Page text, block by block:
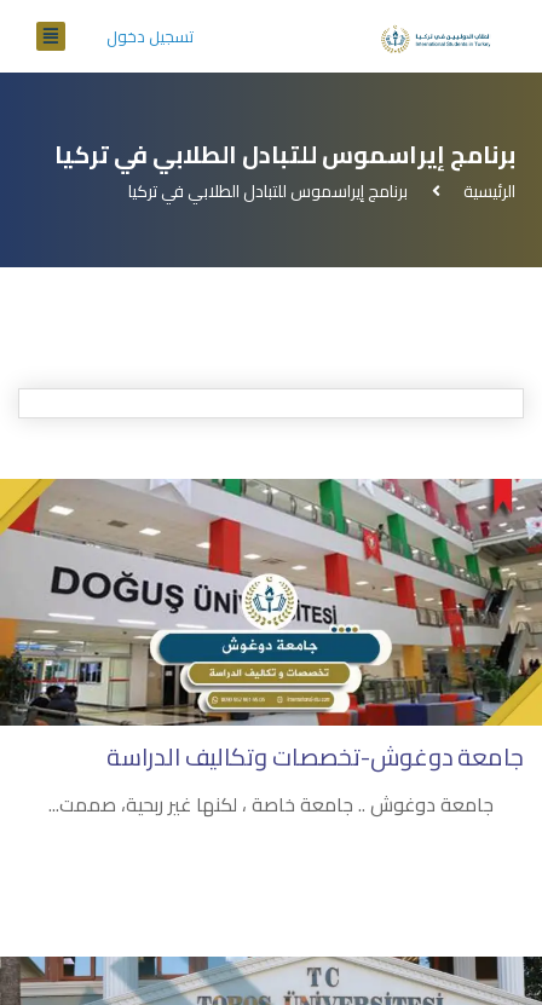
تسجيل دخول
برنامج إيراسموس للتبادل الطلابي في تركيا
الرئيسية برنامج إيراسموس للتبادل الطلابي في تركيا
جامعة دوغوش-تخصصات وتكاليف الدراسة
جامعة دوغوش .. جامعة خاصة ، لكنها غير ربحية، صممت...